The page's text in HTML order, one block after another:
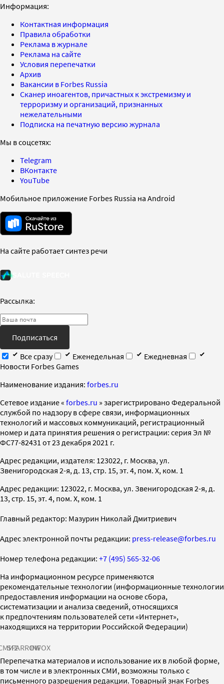
Информация:
Контактная информация
Правила обработки
Реклама в журнале
Реклама на сайте
Условия перепечатки
Архив
Вакансии в Forbes Russia
Сканер иноагентов, причастных к экстремизму и
терроризму и организаций, признанных
нежелательными
Подписка на печатную версию журнала
Мы в соцсетях:
Telegram
ВКонтакте
YouTube
Мобильное приложение Forbes Russia на Android
На сайте работает синтез речи
Рассылка:
Подписаться
Все сразу
Еженедельная
Ежедневная
Новости Forbes Games
Наименование издания: forbes.ru
Cетевое издание « forbes.ru » зарегистрировано Федеральной
службой по надзору в сфере связи, информационных
технологий и массовых коммуникаций, регистрационный
номер и дата принятия решения о регистрации: серия Эл №
ФС77-82431 от 23 декабря 2021 г.
Адрес редакции, издателя: 123022, г. Москва, ул.
Звенигородская 2-я, д. 13, стр. 15, эт. 4, пом. X, ком. 1
Адрес редакции: 123022, г. Москва, ул. Звенигородская 2-я, д.
13, стр. 15, эт. 4, пом. X, ком. 1
Главный редактор: Мазурин Николай Дмитриевич
Адрес электронной почты редакции: press-release@forbes.ru
Номер телефона редакции: +7 (495) 565-32-06
На информационном ресурсе применяются
рекомендательные технологии (информационные технологии
предоставления информации на основе сбора,
систематизации и анализа сведений, относящихся
к предпочтениям пользователей сети «Интернет»,
находящихся на территории Российской Федерации)
SPARROWINFOX
Перепечатка материалов и использование их в любой форме,
в том числе и в электронных СМИ, возможны только с
письменного разрешения редакции. Товарный знак Forbes